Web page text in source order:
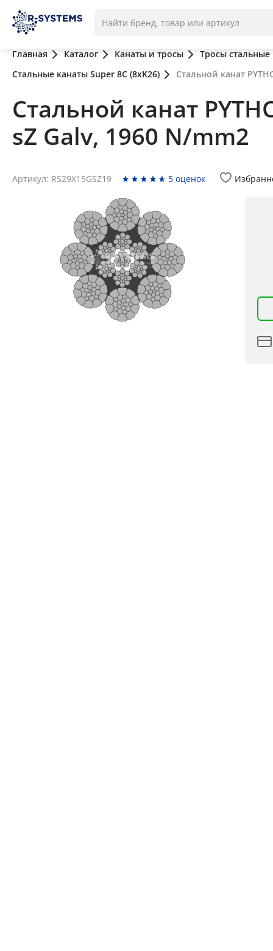
Главная Каталог Канаты и тросы
Тросы стальные
Стальные канаты Super 8C (8xK26)
Стальной канат
Стальной канат
sZ Galv, 1960 N/mm2
Артикул: RS29X15GSZ19 5 оценок